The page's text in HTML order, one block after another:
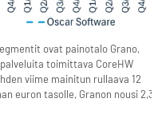
ovat painotalo Grano,
toimittava CoreHW
viime mainitun rullaava 12
euron tasolle, Granon nousi 2,3